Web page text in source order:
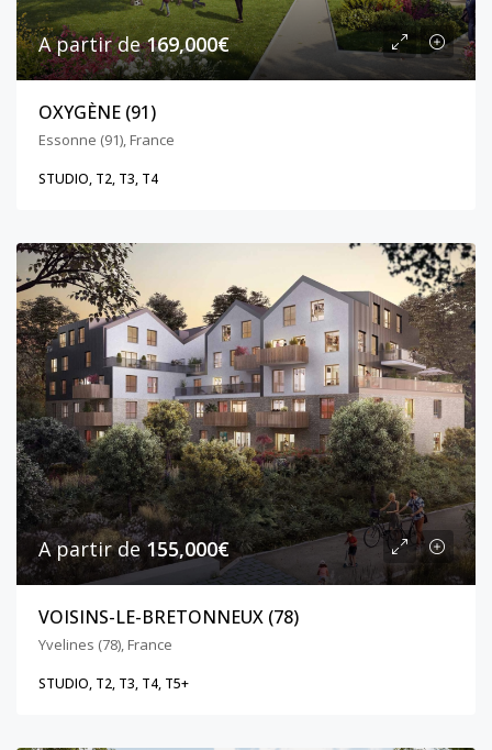
A partir de169,000€
OXYGÈNE (91)
Essonne (91), France
STUDIO, T2, T3, T4
A partir de155,000€
VOISINS-LE-BRETONNEUX (78)
Yvelines (78), France
STUDIO, T2, T3, T4, T5+